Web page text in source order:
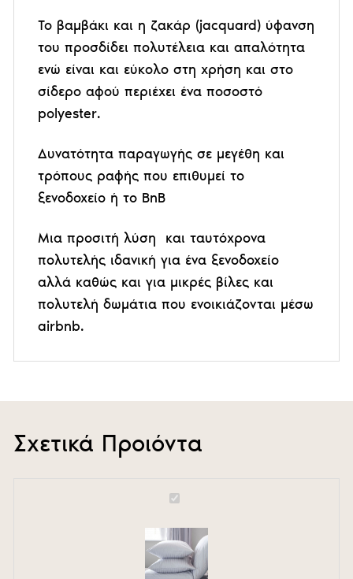
Το βαμβάκι και η ζακάρ (jacquard) ύφανση
του προσδίδει πολυτέλεια και απαλότητα
ενώ είναι και εύκολο στη χρήση και στο
σίδερο αφού περιέχει ένα ποσοστό
polyester.
Δυνατότητα παραγωγής σε μεγέθη και
τρόπους ραφής που επιθυμεί το
ξενοδοχείο ή το BnB
Μια προσιτή λύση και ταυτόχρονα
πολυτελής ιδανική για ένα ξενοδοχείο
αλλά καθώς και για μικρές βίλες και
πολυτελή δωμάτια που ενοικιάζονται μέσω
airbnb.
Σχετικά Προιόντα